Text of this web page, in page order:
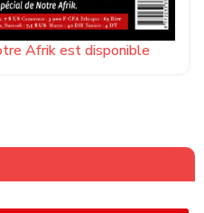
Afrik est disponible